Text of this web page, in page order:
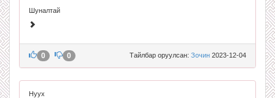
Шуналтай
Тайлбар оруулсан: Зочин 2023-12-04
0 0
Нуух